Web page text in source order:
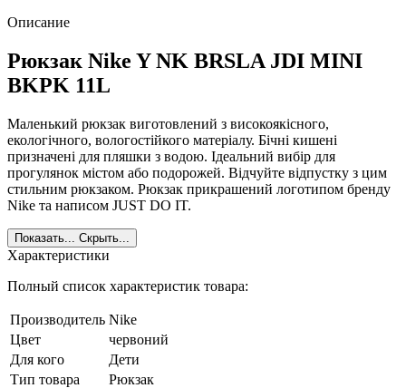
Описание
Рюкзак Nike Y NK BRSLA JDI MINI
BKPK 11L
Маленький рюкзак виготовлений з високоякісного,
екологічного, вологостійкого матеріалу. Бічні кишені
призначені для пляшки з водою. Ідеальний вибір для
прогулянок містом або подорожей. Відчуйте відпустку з цим
стильним рюкзаком. Рюкзак прикрашений логотипом бренду
Nike та написом JUST DO IT.
Показать... Скрыть...
Характеристики
Полный список характеристик товара:
Производитель Nike
Цвет
червоний
Для кого
Дети
Тип товара
Рюкзак